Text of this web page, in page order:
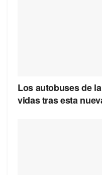
Los autobuses de
vidas tras esta